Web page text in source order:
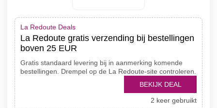
La Redoute Deals
La Redoute gratis verzending bij bestellingen
boven 25 EUR
Gratis standaard levering bij in aanmerking komende
bestellingen. Drempel op de La Redoute-site controleren.
BEKIJK DEAL
2 keer gebruikt